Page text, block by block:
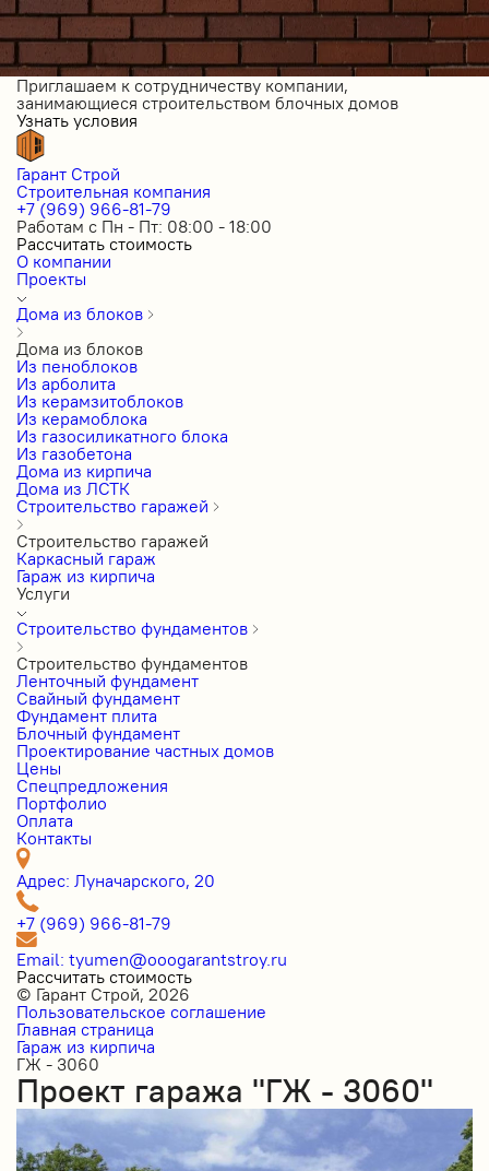
Приглашаем к сотрудничеству компании,
занимающиеся строительством блочных домов
Узнать условия
Гарант Строй
Строительная компания
+7 (969) 966-81-79
Работам с Пн - Пт: 08:00 - 18:00
Рассчитать стоимость
О компании
Проекты
Дома из блоков
Дома из блоков
Из пеноблоков
Из арболита
Из керамзитоблоков
Из керамоблока
Из газосиликатного блока
Из газобетона
Дома из кирпича
Дома из ЛСТК
Строительство гаражей
Строительство гаражей
Каркасный гараж
Гараж из кирпича
Услуги
Строительство фундаментов
Строительство фундаментов
Ленточный фундамент
Свайный фундамент
Фундамент плита
Блочный фундамент
Проектирование частных домов
Цены
Cпецпредложения
Портфолио
Оплата
Контакты
Адрес: Луначарского, 20
+7 (969) 966-81-79
Email: tyumen@ooogarantstroy.ru
Рассчитать стоимость
© Гарант Строй, 2026
Пользовательское соглашение
Главная страница
Гараж из кирпича
ГЖ - 3060
Проект гаража "ГЖ - 3060"